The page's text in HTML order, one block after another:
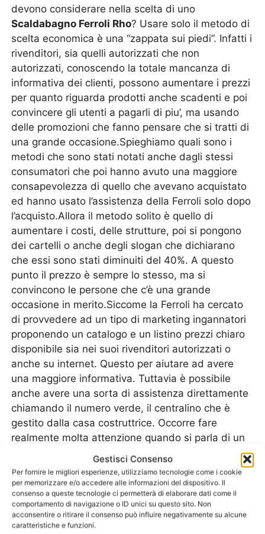
Gestisci Consenso
Per fornire le migliori esperienze, utilizziamo tecnologie come i cookie
per memorizzare e/o accedere alle informazioni del dispositivo. Il
consenso a queste tecnologie ci permetterà di elaborare dati come il
comportamento di navigazione o ID unici su questo sito. Non
acconsentire o ritirare il consenso può influire negativamente su alcune
caratteristiche e funzioni.
devono considerare nella scelta di uno
Scaldabagno Ferroli Rho? Usare solo il metodo di
scelta economica è una “zappata sui piedi”. Infatti i
rivenditori, sia quelli autorizzati che non
autorizzati, conoscendo la totale mancanza di
informativa dei clienti, possono aumentare i prezzi
per quanto riguarda prodotti anche scadenti e poi
convincere gli utenti a pagarli di piu’, ma usando
delle promozioni che fanno pensare che si tratti di
una grande occasione.Spieghiamo quali sono i
metodi che sono stati notati anche dagli stessi
consumatori che poi hanno avuto una maggiore
consapevolezza di quello che avevano acquistato
ed hanno usato l’assistenza della Ferroli solo dopo
l’acquisto.Allora il metodo solito è quello di
aumentare i costi, delle strutture, poi si pongono
dei cartelli o anche degli slogan che dichiarano
che essi sono stati diminuiti del 40%. A questo
punto il prezzo è sempre lo stesso, ma si
convincono le persone che c’è una grande
occasione in merito.Siccome la Ferroli ha cercato
di provvedere ad un tipo di marketing ingannatori
proponendo un catalogo e un listino prezzi chiaro
disponibile sia nei suoi rivenditori autorizzati o
anche su internet. Questo per aiutare ad avere
una maggiore informativa. Tuttavia è possibile
anche avere una sorta di assistenza direttamente
chiamando il numero verde, il centralino che è
gestito dalla casa costruttrice. Occorre fare
realmente molta attenzione quando si parla di un
Scaldabagno Ferroli Rho
anche di altri marchi, perché è facile poi essere
vittime di rivenditori non autorizzati che sfruttano
l’ottima qualità e pubblicità del marchio.Ad ogni
modo è importante pensare che ci sono dei servizi
prima dell’acquisto a titolo informativo. Cosa vuol